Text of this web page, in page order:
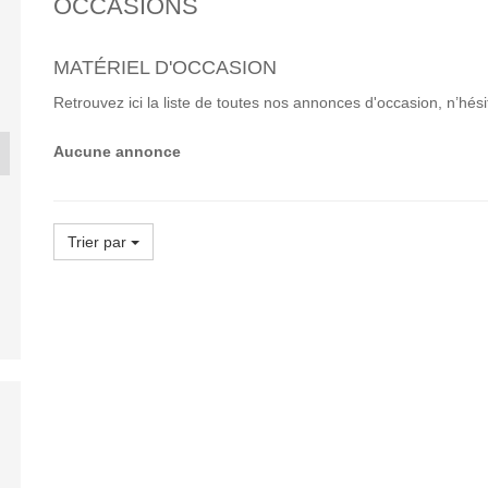
OCCASIONS
MATÉRIEL D'OCCASION
Retrouvez ici la liste de toutes nos annonces d'occasion,
Aucune annonce
Trier par
430
€